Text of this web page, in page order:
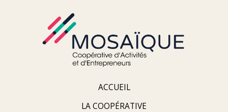
ACCUEIL
LA COOPÉRATIVE